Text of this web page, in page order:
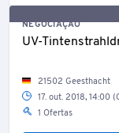
NEGOCIAÇÃO
UV-
21502 Geesthacht
17. out. 2018, 14:00
1 Ofertas